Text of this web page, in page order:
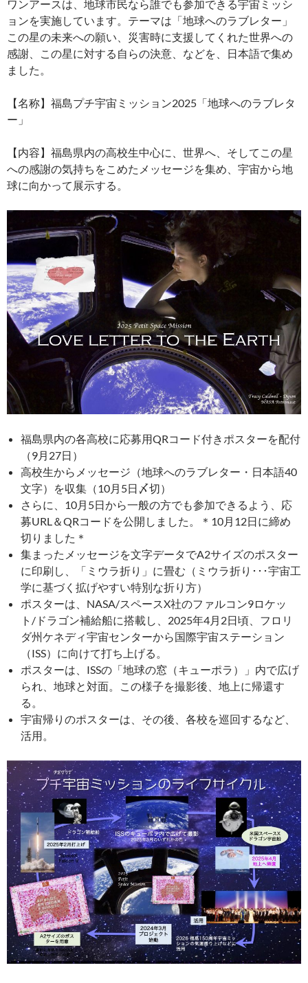
ワンアースは、地球市民なら誰でも参加できる宇宙ミッシ
ョンを実施しています。テーマは「地球へのラブレター」
この星の未来への願い、災害時に支援してくれた世界への
感謝、この星に対する自らの決意、などを、日本語で集め
ました。
【名称】福島プチ宇宙ミッション2025「地球へのラブレタ
ー」
【内容】福島県内の高校生中心に、世界へ、そしてこの星
への感謝の気持ちをこめたメッセージを集め、宇宙から地
球に向かって展示する。
福島県内の各高校に応募用QRコード付きポスターを配付
（9月27日）
高校生からメッセージ（地球へのラブレター・日本語40
文字）を収集（10月5日〆切）
さらに、10月5日から一般の方でも参加できるよう、応
募URL＆QRコードを公開しました。＊10月12日に締め
切りました＊
集まったメッセージを文字データでA2サイズのポスター
に印刷し、「ミウラ折り」に畳む（ミウラ折り･･･宇宙工
学に基づく拡げやすい特別な折り方）
ポスターは、NASA/スペースX社のファルコン9ロケッ
ト/ドラゴン補給船に搭載し、2025年4月2日頃、フロリ
ダ州ケネディ宇宙センターから国際宇宙ステーション
（ISS）に向けて打ち上げる。
ポスターは、ISSの「地球の窓（キューポラ）」内で広げ
られ、地球と対面。この様子を撮影後、地上に帰還す
る。
宇宙帰りのポスターは、その後、各校を巡回するなど、
活用。